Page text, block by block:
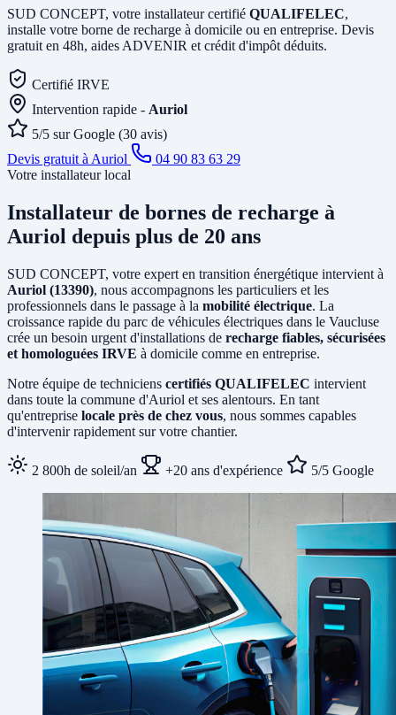
SUD CONCEPT, votre installateur certifié QUALIFELEC,
installe votre borne de recharge à domicile ou en entreprise. Devis
gratuit en 48h, aides ADVENIR et crédit d'impôt déduits.
Certifié IRVE
Intervention rapide - Auriol
5/5 sur Google (30 avis)
Devis gratuit à Auriol
04 90 83 63 29
Votre installateur local
Installateur de bornes de recharge à
Auriol depuis plus de 20 ans
SUD CONCEPT, votre expert en transition énergétique intervient à
Auriol (13390), nous accompagnons les particuliers et les
professionnels dans le passage à la mobilité électrique. La
croissance rapide du parc de véhicules électriques dans le Vaucluse
crée un besoin urgent d'installations de recharge fiables, sécurisées
et homologuées IRVE à domicile comme en entreprise.
Notre équipe de techniciens certifiés QUALIFELEC intervient
dans toute la commune d'Auriol et ses alentours. En tant
qu'entreprise locale près de chez vous, nous sommes capables
d'intervenir rapidement sur votre chantier.
2 800h de soleil/an +20 ans d'expérience 5/5 Google